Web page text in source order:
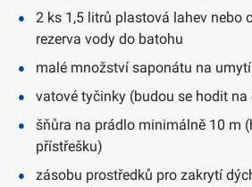
2 ks 1,5 litrů plastová lahev nebo
rezerva vody do batohu
malé množství saponátu na
vatové tyčinky (budou se hodit na
šňůra na prádlo minimálně 10 m
přístřešku)
zásobu prostředků pro zakrytí